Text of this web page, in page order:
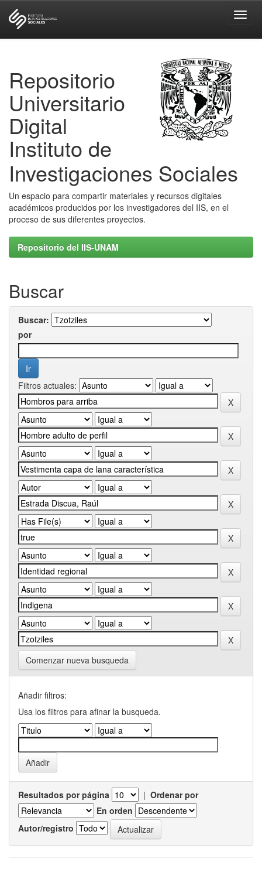
Repositorio
Universitario
Digital
Instituto de
Investigaciones Sociales
Un espacio para compartir materiales y recursos digitales
académicos producidos por los investigadores del IIS, en el
proceso de sus diferentes proyectos.
Repositorio del IIS-UNAM
Buscar
Buscar:
por
Filtros actuales:
Comenzar nueva busqueda
Añadir filtros:
Usa los filtros para afinar la busqueda.
Resultados por página | Ordenar por
En orden
Autor/registro